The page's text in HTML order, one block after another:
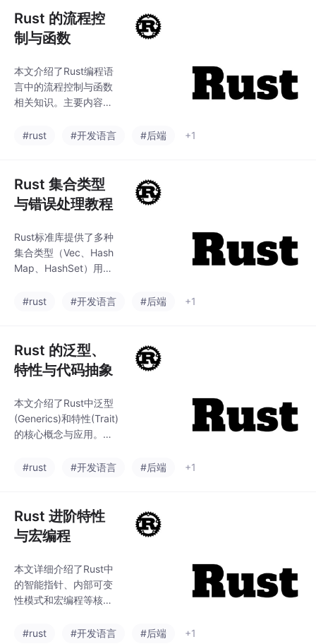
战应用： 核心功能：N
acos提供两大核心能
力： 服务注册与发现：
康检查和负载均衡 配置
管理：实现配置集中存
储、动态刷新和多环境
性：同时支持AP（服务
Distro和Ra
Rust 的流程控
制与函数
本文介绍了Rust编程语
言中的流程控制与函数
相关知识。主要内容包
e、iflet模式匹配）、三
与调用（参数、返回
值、函数指针）以及函
数的高级特性（默认参
和递归函数）。此外还
讲解了代码块作用域规
则和变量遮蔽特性。文
详细展示了各语法特性
函数编
#rust #开发语言 #后端 +1
Rust 集合类型
与错误处理教程
Rust标准库提供了多种
集合类型（Vec、Hash
Map、HashSet）用于
删改查、排序、过滤等
理不可恢复错误，Resul
t枚举处理可恢复错误，
通过?运算符和自定义错
自定义错误类型需要实
现Display和Error特
征，支持错误自动转
具安全性和灵活性，既
#rust #开发语言 #后端 +1
Rust 的泛型、
特性与代码抽象
本文介绍了Rust中泛型
(Generics)和特性(Trait)
的核心概念与应用。泛
代码复用，支持函数、
合，实现多态和抽象。
文章详细讲解了泛型基
础语法、特性约束、der
点，并通过栈数据结
构、缓存系统、日志系
统、数据验证框架等实
合使用泛型和特性来构
#rust #开发语言 #后端 +1
Rust 进阶特性
与宏编程
本文详细介绍了Rust中
的智能指针、内部可变
性模式和宏编程等核心
1）四种智能指针（Bo
#rust #开发语言 #后端 +1